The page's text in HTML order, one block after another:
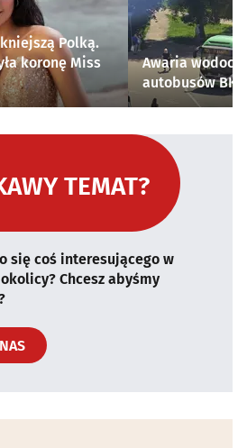
Polką.
koronę Miss
Awaria
autobusów
TEMAT?
się coś interesującego w
Chcesz abyśmy